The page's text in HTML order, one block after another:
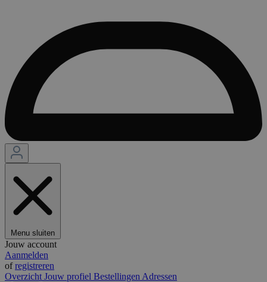
Menu sluiten
Jouw account
Aanmelden
ofregistreren
Overzicht Jouw profiel Bestellingen Adressen